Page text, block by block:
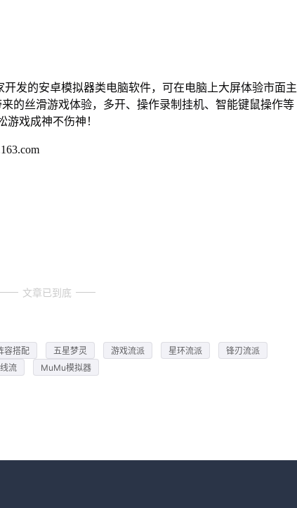
发的安卓模拟器类电脑软件，可在电脑上大屏体验市面主
的丝滑游戏体验，多开、操作录制挂机、智能键鼠操作等
戏成神不伤神！
文章已到底
容搭配 五星梦灵 游戏流派 星环流派
锋刃流派
流 MuMu模拟器